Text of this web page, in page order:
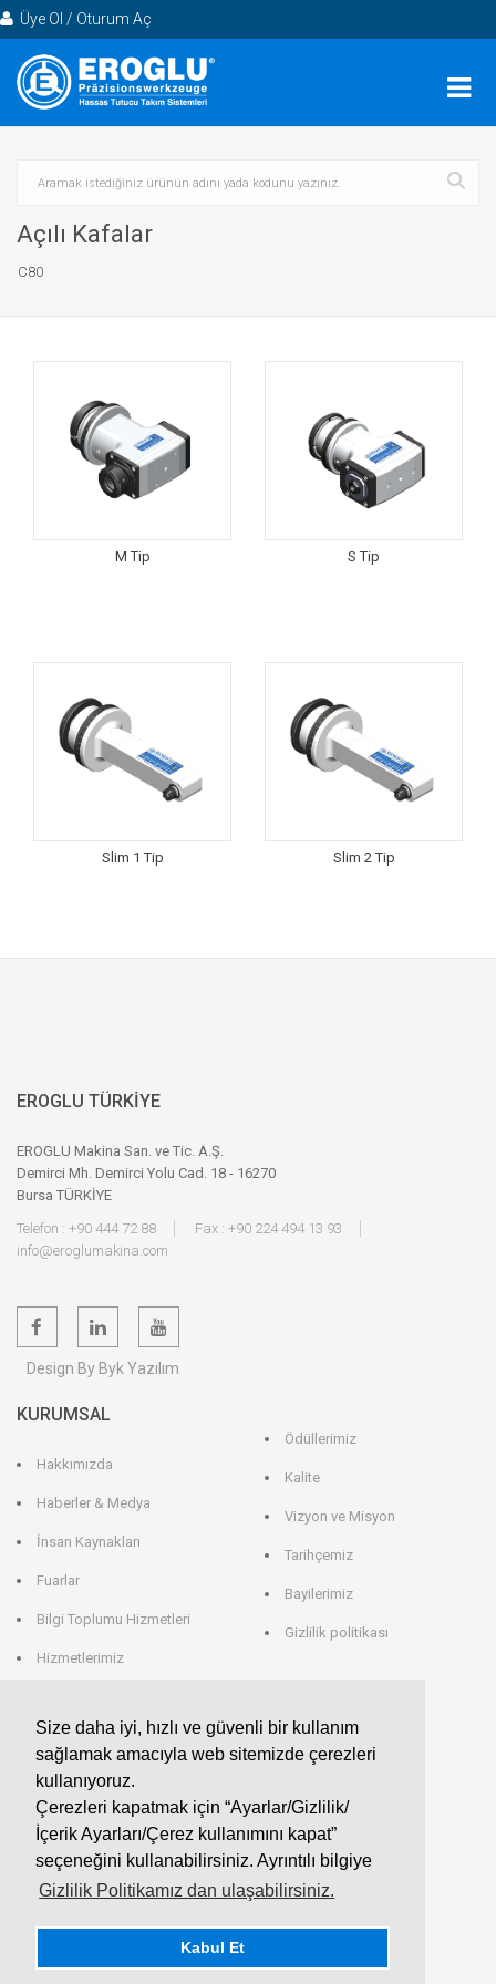
Size daha iyi, hızlı ve güvenli bir kullanım
sağlamak amacıyla web sitemizde çerezleri
kullanıyoruz.
Çerezleri kapatmak için “Ayarlar/Gizlilik/
İçerik Ayarları/Çerez kullanımını kapat”
seçeneğini kullanabilirsiniz. Ayrıntılı bilgiye
Gizlilik Politikamız dan ulaşabilirsiniz.
Kabul Et
Üye Ol / Oturum Aç
Açılı Kafalar
C80
M Tip S Tip
Slim 1 Tip Slim 2 Tip
EROGLU TÜRKİYE
EROGLU Makina San. ve Tic. A.Ş.
Demirci Mh. Demirci Yolu Cad. 18 - 16270
Bursa TÜRKİYE
Telefon : +90 444 72 88
Fax : +90 224 494 13 93
info@eroglumakina.com
Design By Byk Yazılım
KURUMSAL
Hakkımızda
Haberler & Medya
İnsan Kaynakları
Fuarlar
Bilgi Toplumu Hizmetleri
Hizmetlerimiz
Ödüllerimiz
Kalite
Vizyon ve Misyon
Tarihçemiz
Bayilerimiz
Gizlilik politikası
EROGLU ALMANYA
EROGLU Präzisionswerkzeuge GmbH
Heerweg 9 - 72116 Mössingen
GERMANY
Telefon : +49 7473 95 45 - 0
Fax : +49 7473 95 45 - 25